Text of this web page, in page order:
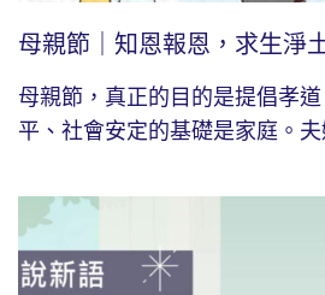
母親節｜知恩報恩，求生淨
母親節，真正的目的是提倡孝
平、社會安定的基礎是家庭。